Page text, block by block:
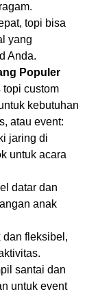
topi bisa
yang
Anda.
Populer
topi custom
kebutuhan
atau event:
jaring di
untuk acara
datar dan
anak
dan fleksibel,
santai dan
untuk event